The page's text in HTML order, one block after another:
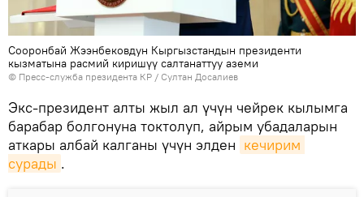
Сооронбай Жээнбековдун Кыргызстандын президенти
кызматына расмий киришүү салтанаттуу аземи
© Пресс-служба президента КР / Султан Досалиев
Экс-президент алты жыл ал үчүн чейрек кылымга
барабар болгонуна токтолуп, айрым убадаларын
аткары албай калганы үчүн элден кечирим
сурады .